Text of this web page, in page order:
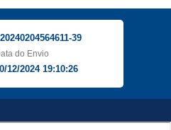
39
do Envio
12/2024 19:10:26